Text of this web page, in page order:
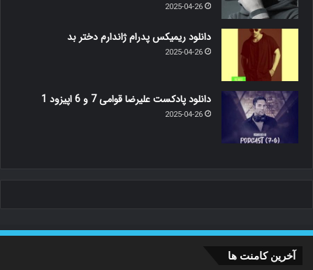
2025-04-26
دانلود ریمیکس پدرام ژاندارم دختر بد
2025-04-26
دانلود پادکست علیرضا قوامی 7 و 6 اپیزود 1
2025-04-26
آخرین کامنت ها